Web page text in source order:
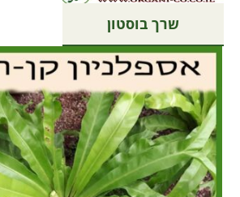
שרך בוסטון